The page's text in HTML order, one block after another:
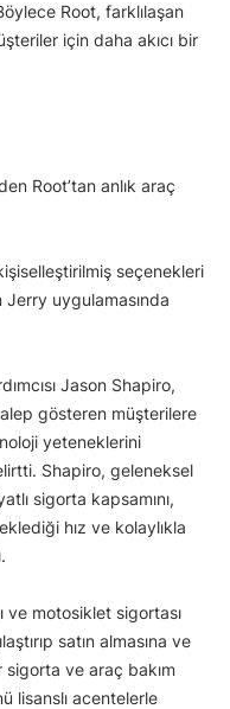
Root, farklılaşan
için daha akıcı bir
Root’tan anlık araç
seçenekleri
uygulamasında
Jason Shapiro,
gösteren müşterilere
yeteneklerini
Shapiro, geleneksel
sigorta kapsamını,
hız ve kolaylıkla
ve motosiklet sigortası
satın almasına ve
ve araç bakım
lisanslı acentelerle